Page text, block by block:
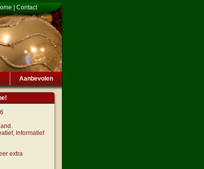
Contact
Aanbevolen
Informatief
extra